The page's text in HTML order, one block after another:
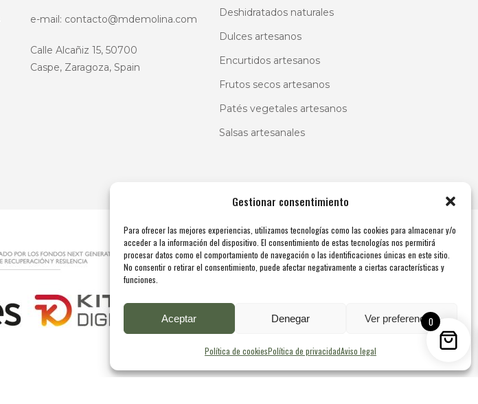
Gestionar consentimiento
Para ofrecer las mejores experiencias, utilizamos tecnologías como las cookies para almacenar y/o
acceder a la información del dispositivo. El consentimiento de estas tecnologías nos permitirá
procesar datos como el comportamiento de navegación o las identificaciones únicas en este sitio.
No consentir o retirar el consentimiento, puede afectar negativamente a ciertas características y
funciones.
Aceptar Denegar Ver preferencias
Política de cookiesPolítica de privacidadAviso legal
e-mail: contacto@mdemolina.com
Calle Alcañiz 15, 50700
Caspe, Zaragoza, Spain
Deshidratados naturales
Dulces artesanos
Encurtidos artesanos
Frutos secos artesanos
Patés vegetales artesanos
Salsas artesanales
0